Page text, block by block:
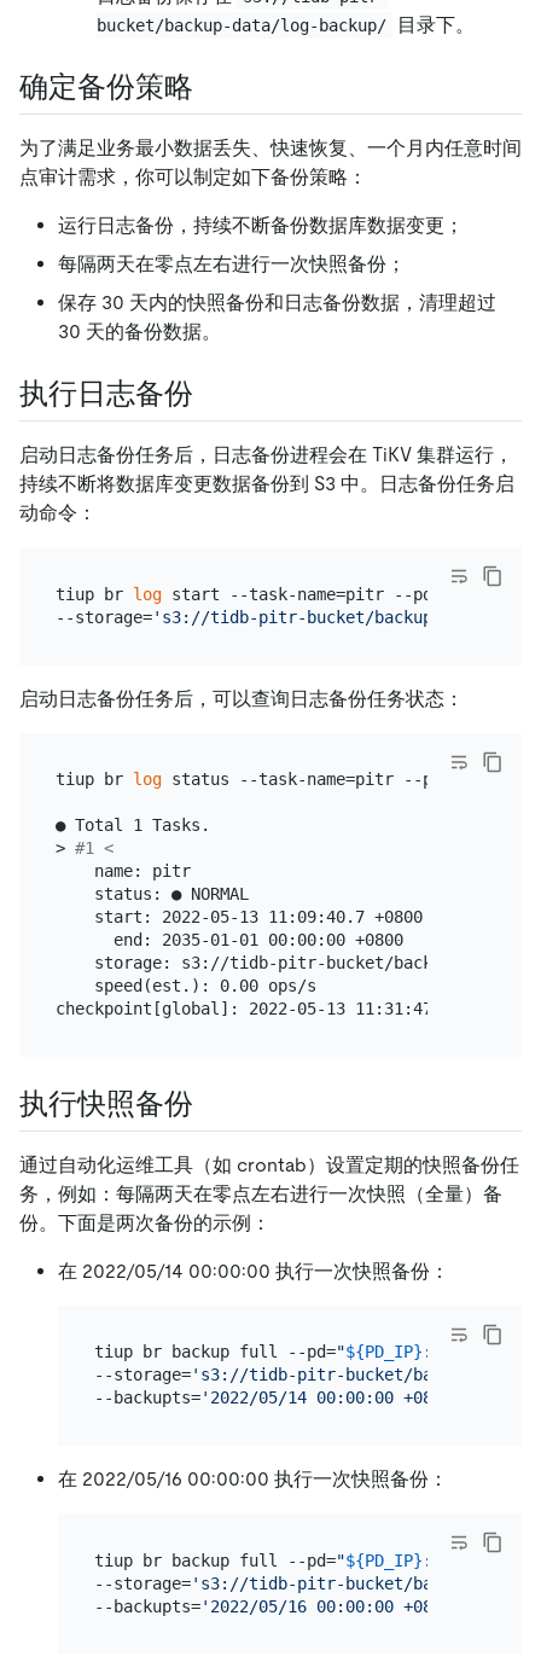
bucket/backup-data/log-backup/
目录下。
确定备份策略
为了满足业务最小数据丢失、快速恢复、一个月内任意时间
点审计需求，你可以制定如下备份策略：
运行日志备份，持续不断备份数据库数据变更；
每隔两天在零点左右进行一次快照备份；
保存 30 天内的快照备份和日志备份数据，清理超过
30 天的备份数据。
执行日志备份
启动日志备份任务后，日志备份进程会在 TiKV 集群运行，
持续不断将数据库变更数据备份到 S3 中。日志备份任务启
动命令：
tiup br log start --task-name=pitr --pd=
--storage='s3://tidb-pitr-bucket/backup-data/log-
启动日志备份任务后，可以查询日志备份任务状态：
tiup br log status --task-name=pitr --pd= ${PD_IP}
● Total 1 Tasks.
> #1 <
    name: pitr
    status: ● NORMAL
    start: 2022-05-13 11:09:40.7 +0800
      end: 2035-01-01 00:00:00 +0800
storage: s3://tidb-pitr-bucket/backup-data/
    speed(est.): 0.00 ops/s
执行快照备份
通过自动化运维工具（如 crontab）设置定期的快照备份任
务，例如：每隔两天在零点左右进行一次快照（全量）备
份。下面是两次备份的示例：
在 2022/05/14 00:00:00 执行一次快照备份：
tiup br backup full --pd="${PD_IP} :2379"
\
--storage='s3://tidb-pitr-bucket/backup-data/
--backupts='2022/05/14 00:00:00 +08:00'
在 2022/05/16 00:00:00 执行一次快照备份：
tiup br backup full --pd="${PD_IP} :2379"
--storage='s3://tidb-pitr-bucket/backup-data/
--backupts='2022/05/16 00:00:00 +08:00'